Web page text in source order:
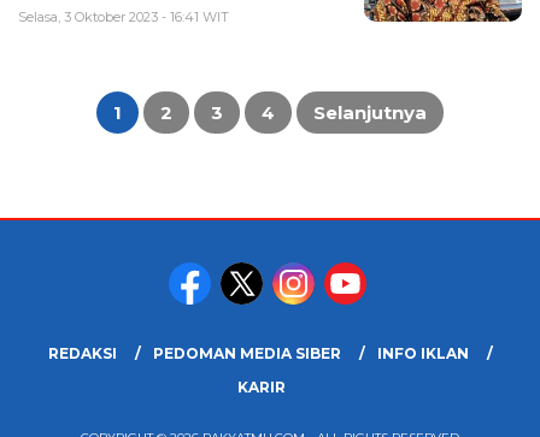
Selasa, 3 Oktober 2023 - 16:41 WIT
Paginasi
1 2 3 4 Selanjutnya
REDAKSI PEDOMAN MEDIA SIBER
INFO IKLAN
KARIR